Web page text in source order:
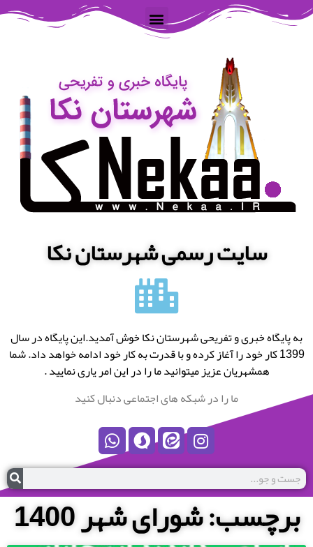
سایت رسمی شهرستان نکا
به پایگاه خبری و تفریحی شهرستان نکا خوش آمدید.این پایگاه در سال
1399 کار خود را آغاز کرده و با قدرت به کار خود ادامه خواهد داد. شما
همشهریان عزیز میتوانید ما را در این امر یاری نمایید .
ما را در شبکه های اجتماعی دنبال کنید
برچسب: شورای شهر 1400